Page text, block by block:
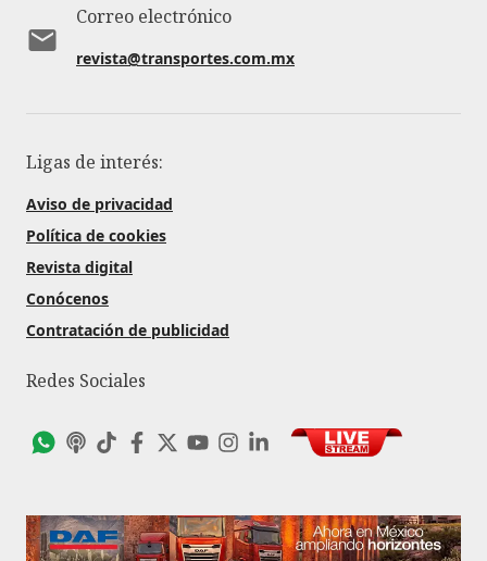
Correo electrónico
revista@transportes.com.mx
Ligas de interés:
Aviso de privacidad
Política de cookies
Revista digital
Conócenos
Contratación de publicidad
Redes Sociales